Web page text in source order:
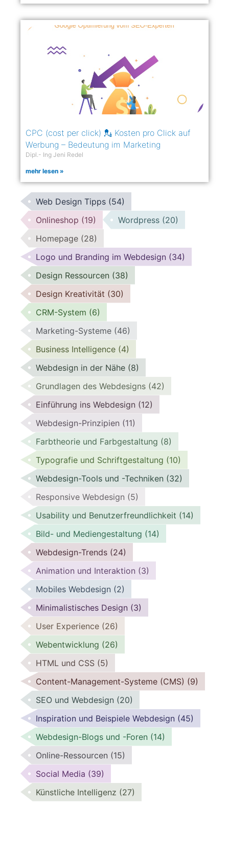
CPC (cost per click) 💂 Kosten pro Click auf
Werbung – Bedeutung im Marketing
Dipl.- Ing Jeni Redel
mehr lesen »
Web Design Tipps (54)
Onlineshop (19) Wordpress (20)
Homepage (28)
Logo und Branding im Webdesign (34)
Design Ressourcen (38)
Design Kreativität (30)
CRM-System (6)
Marketing-Systeme (46)
Business Intelligence (4)
Webdesign in der Nähe (8)
Grundlagen des Webdesigns (42)
Einführung ins Webdesign (12)
Webdesign-Prinzipien (11)
Farbtheorie und Farbgestaltung (8)
Typografie und Schriftgestaltung (10)
Webdesign-Tools und -Techniken (32)
Responsive Webdesign (5)
Usability und Benutzerfreundlichkeit (14)
Bild- und Mediengestaltung (14)
Webdesign-Trends (24)
Animation und Interaktion (3)
Mobiles Webdesign (2)
Minimalistisches Design (3)
User Experience (26)
Webentwicklung (26)
HTML und CSS (5)
Content-Management-Systeme (CMS) (9)
SEO und Webdesign (20)
Inspiration und Beispiele Webdesign (45)
Webdesign-Blogs und -Foren (14)
Online-Ressourcen (15)
Social Media (39)
Künstliche Intelligenz (27)